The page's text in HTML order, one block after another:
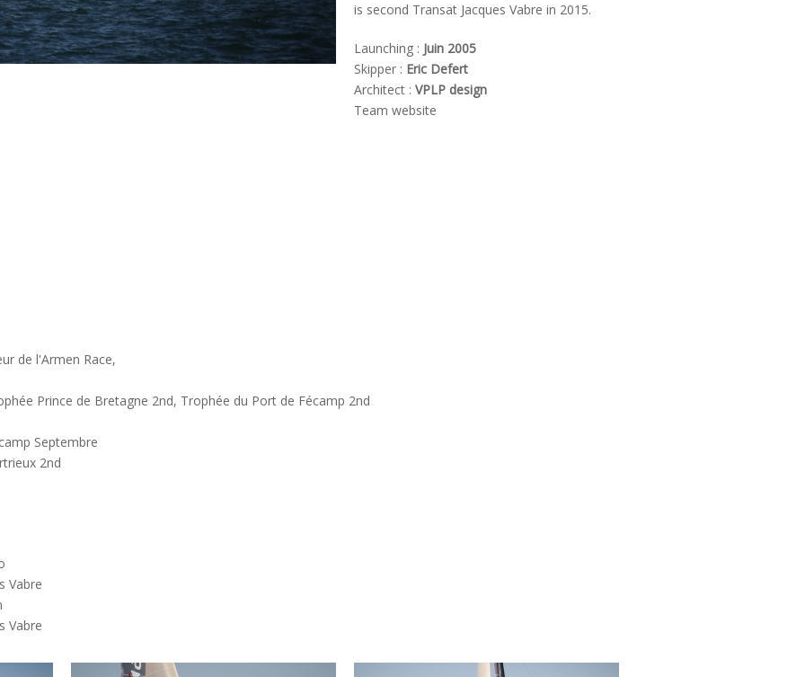
is second Transat Jacques Vabre in 2015.
Launching : Juin 2005
Skipper : Eric Defert
Architect : VPLP design
Team website
de l'Armen Race,
Prince de Bretagne 2nd, Trophée du Port de Fécamp 2nd
Septembre
2nd
Vabre
Vabre